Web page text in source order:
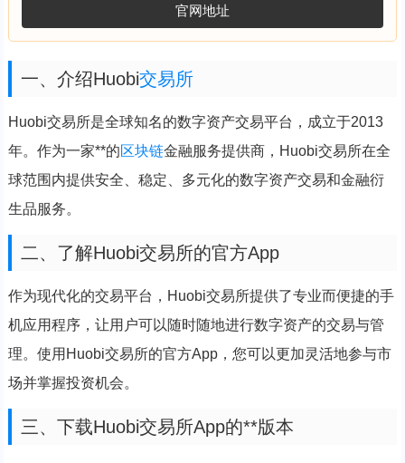
官网地址
一、介绍Huobi交易所
Huobi交易所是全球知名的数字资产交易平台，成立于2013
年。作为一家**的区块链金融服务提供商，Huobi交易所在全
球范围内提供安全、稳定、多元化的数字资产交易和金融衍
生品服务。
二、了解Huobi交易所的官方App
作为现代化的交易平台，Huobi交易所提供了专业而便捷的手
机应用程序，让用户可以随时随地进行数字资产的交易与管
理。使用Huobi交易所的官方App，您可以更加灵活地参与市
场并掌握投资机会。
三、下载Huobi交易所App的**版本